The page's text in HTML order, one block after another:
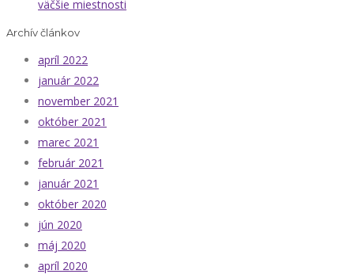
väčšie miestnosti
Archív článkov
apríl 2022
január 2022
november 2021
október 2021
marec 2021
február 2021
január 2021
október 2020
jún 2020
máj 2020
apríl 2020